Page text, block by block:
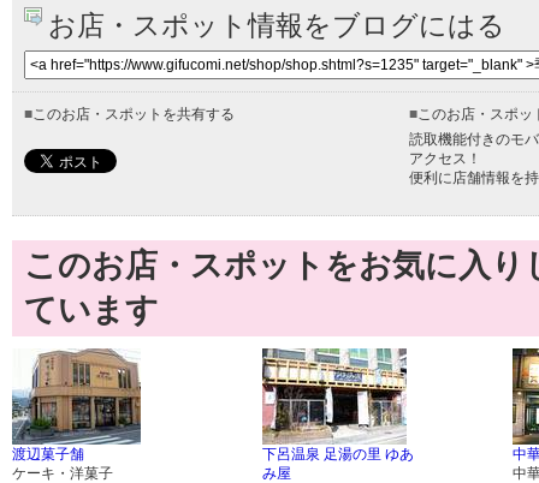
お店・スポット情報をブログにはる
■このお店・スポットを共有する ■このお店・スポッ
読取機能付きのモ
アクセス！
便利に店舗情報を
このお店・スポットをお気に入
ています
渡辺菓子舗
ケーキ・洋菓子
下呂温泉 足湯の里 ゆあ
み屋
中
中